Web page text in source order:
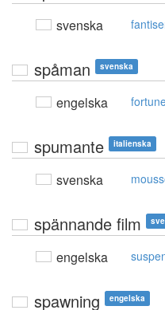
svenska
spåman svenska
engelska
spumante italienska
svenska
spännande film
engelska
spawning engelska